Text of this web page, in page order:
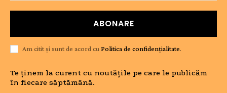
ABONARE
Am citit și sunt de acord cuPolitica de confidențialitate.
Te ținem la curent cu noutățile pe care le publicăm
în fiecare săptămână.